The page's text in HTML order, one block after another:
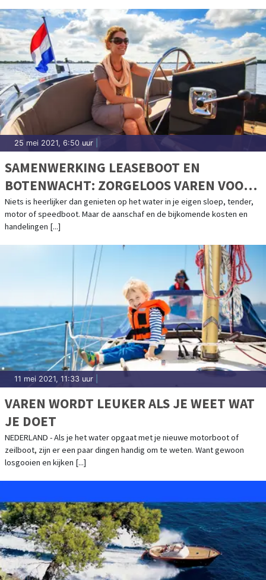
25 mei 2021, 6:50 uur
SAMENWERKING LEASEBOOT EN
BOTENWACHT: ZORGELOOS VAREN VOOR
EEN VAST BEDRAG PER MAAND
Niets is heerlijker dan genieten op het water in je eigen sloep, tender,
motor of speedboot. Maar de aanschaf en de bijkomende kosten en
handelingen [...]
11 mei 2021, 11:33 uur
VAREN WORDT LEUKER ALS JE WEET WAT
JE DOET
NEDERLAND - Als je het water opgaat met je nieuwe motorboot of
zeilboot, zijn er een paar dingen handig om te weten. Want gewoon
losgooien en kijken [...]